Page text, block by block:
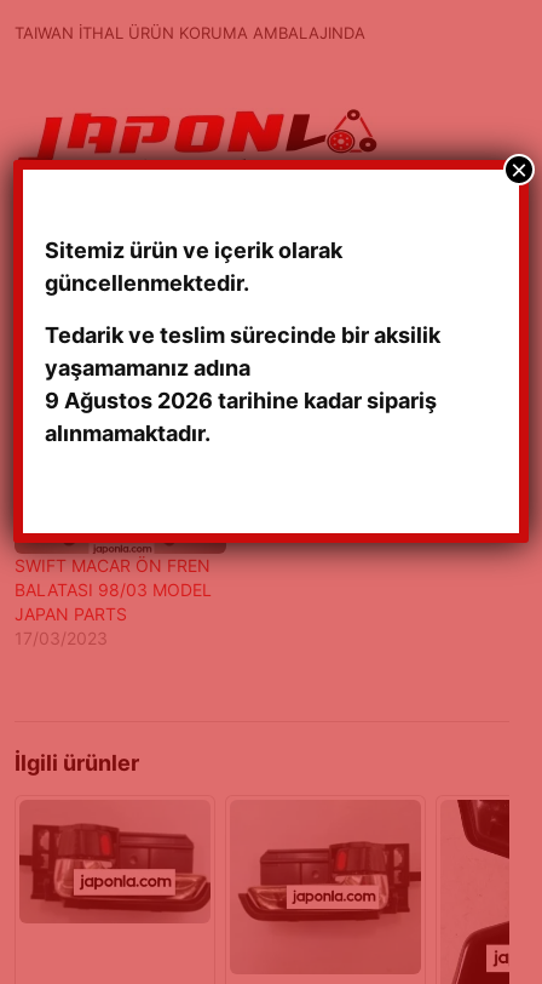
TAIWAN İTHAL ÜRÜN KORUMA AMBALAJINDA
TAMPON 98/03 TAİWAN
22/12/2021
MODEL ÖN KAPUT
17/03/2024
SWIFT MACAR ÖN FREN
BALATASI 98/03 MODEL
JAPAN PARTS
17/03/2023
İlgili ürünler
Sitemiz ürün ve içerik olarak
güncellenmektedir.
Tedarik ve teslim sürecinde bir aksilik
yaşamamanız adına
9 Ağustos 2026 tarihine kadar sipariş
alınmamaktadır.
×